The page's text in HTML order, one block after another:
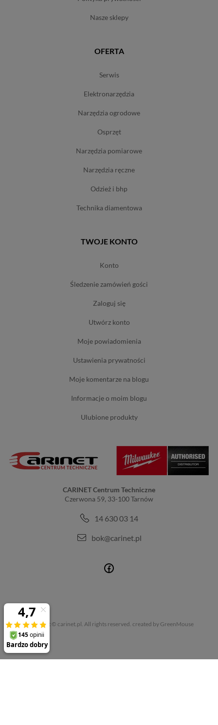
nasze sklepy
OFERTA
serwis
elektronarzędzia
narzędzia ogrodowe
osprzęt
narzędzia pomiarowe
narzędzia ręczne
odzież i bhp
technika diamentowa
TWOJE KONTO
konto
śledzenie zamówień gości
zaloguj się
utwórz konto
moje powiadomienia
ustawienia prywatności
moje komentarze na blogu
informacje o moim blogu
ulubione produkty
CARINET Centrum Techniczne
Czerwona 59, 33-100 Tarnów
14 630 03 14
bok@carinet.pl
Copyright © carinet.pl. All rights reserved. created by GreenMouse